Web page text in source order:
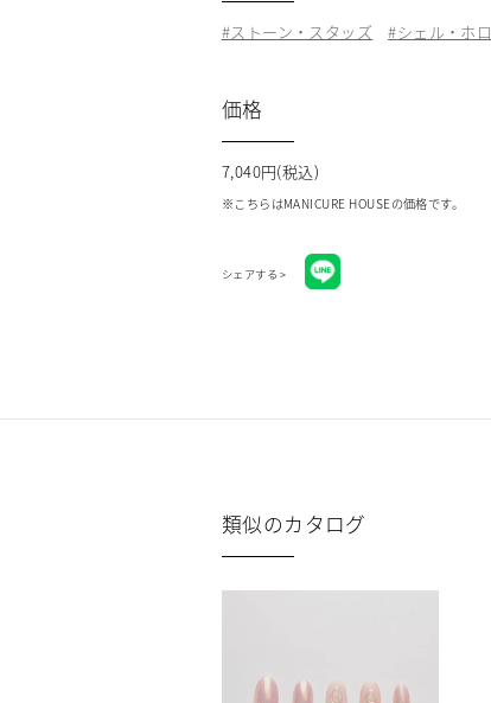
ストーン・スタッズ シェル・ホロ
価格
7,040円(税込)
※こちらはMANICURE HOUSEの価格です。
シェアする >
類似のカタログ